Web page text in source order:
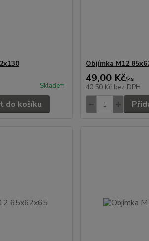
Skladem
do košíku
Objímka M12
49,00 Kč/ks
40,50 Kč bez DPH